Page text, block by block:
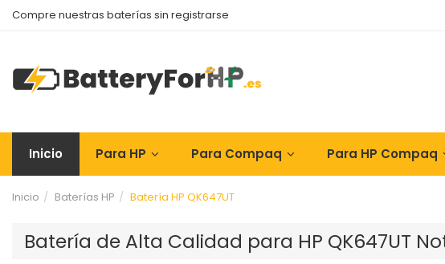
Compre nuestras baterías sin registrarse
Inicio Para HP Para Compaq Para HP Compaq
Inicio Baterías HP Batería HP QK647UT
Batería de Alta Calidad para HP QK647UT